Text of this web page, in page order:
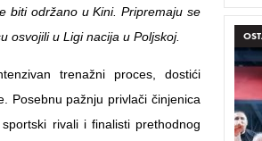
biti održano u Kini. Pripremaju se
osvojili u Ligi nacija u Poljskoj.
trenažni proces, dostići
Posebnu pažnju privlači činjenica
rivali i finalisti prethodnog